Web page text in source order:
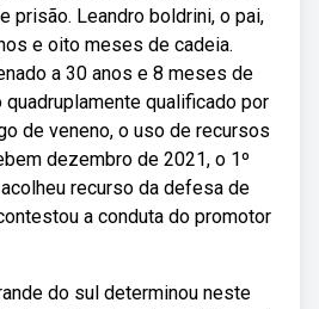
prisão. Leandro boldrini, o pai,
e oito meses de cadeia.
a 30 anos e 8 meses de
qualificado por
de veneno, o uso de recursos
dezembro de 2021, o 1º
recurso da defesa de
a conduta do promotor
do sul determinou neste